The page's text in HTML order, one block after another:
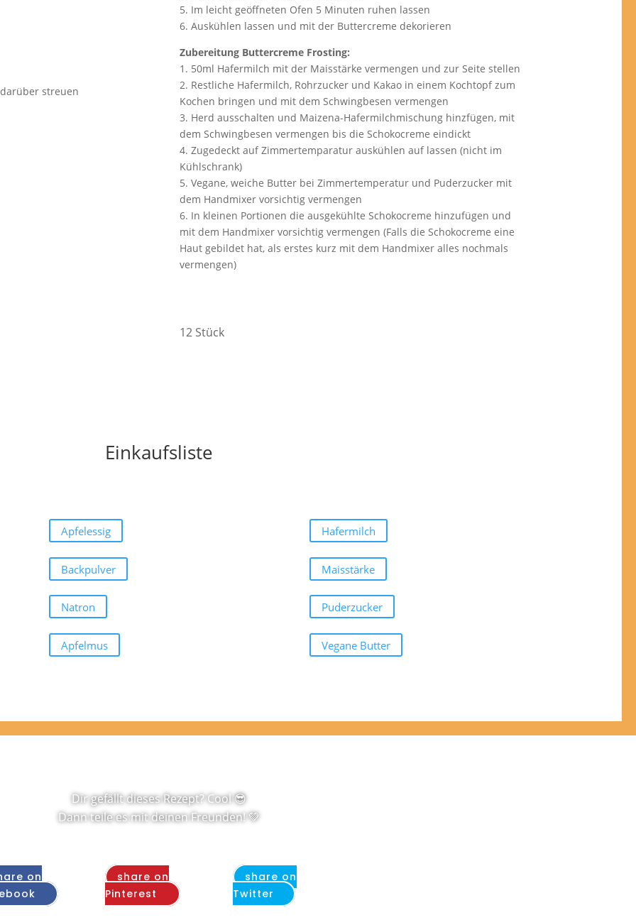
streuen
5. Im leicht geöffneten Ofen 5 Minuten ruhen lassen
6. Auskühlen lassen und mit der Buttercreme dekorieren
Zubereitung Buttercreme Frosting:
1. 50ml Hafermilch mit der Maisstärke vermengen und zur Seite stellen
2. Restliche Hafermilch, Rohrzucker und Kakao in einem Kochtopf zum
Kochen bringen und mit dem Schwingbesen vermengen
3. Herd ausschalten und Maizena-Hafermilchmischung hinzfügen, mit
dem Schwingbesen vermengen bis die Schokocreme eindickt
4. Zugedeckt auf Zimmertemparatur auskühlen auf lassen (nicht im
Kühlschrank)
5. Vegane, weiche Butter bei Zimmertemperatur und Puderzucker mit
dem Handmixer vorsichtig vermengen
6. In kleinen Portionen die ausgekühlte Schokocreme hinzufügen und
mit dem Handmixer vorsichtig vermengen (Falls die Schokocreme eine
Haut gebildet hat, als erstes kurz mit dem Handmixer alles nochmals
vermengen)
12 Stück
Einkaufsliste
Apfelessig
Backpulver
Natron
Apfelmus
Hafermilch
Maisstärke
Puderzucker
Vegane Butter
Dir gefällt dieses Rezept? Cool 😎
Dann teile es mit deinen Freunden! 💚
on
share on
Pinterest
share on
Twitter